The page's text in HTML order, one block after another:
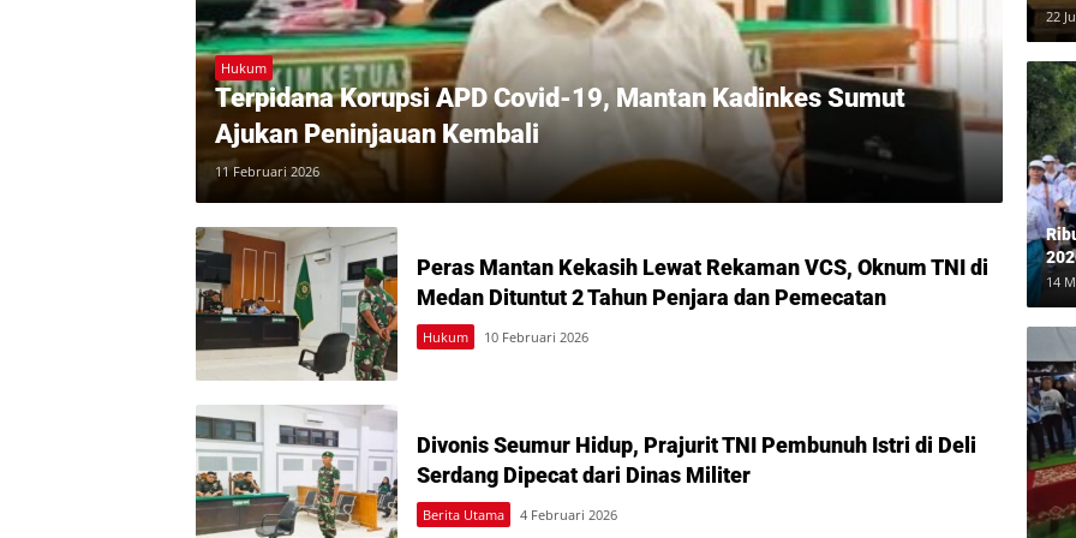
Hukum
Terpidana Korupsi APD Covid-19, Mantan Kadinkes Sumut
Ajukan Peninjauan Kembali
11 Februari 2026
Peras Mantan Kekasih Lewat Rekaman VCS, Oknum TNI di
Medan Dituntut 2 Tahun Penjara dan Pemecatan
Hukum 10 Februari 2026
Divonis Seumur Hidup, Prajurit TNI Pembunuh Istri di Deli
Serdang Dipecat dari Dinas Militer
Berita Utama 4 Februari 2026
22
14